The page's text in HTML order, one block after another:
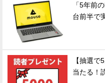
「5年前
台前半で
【抽選
当たる！